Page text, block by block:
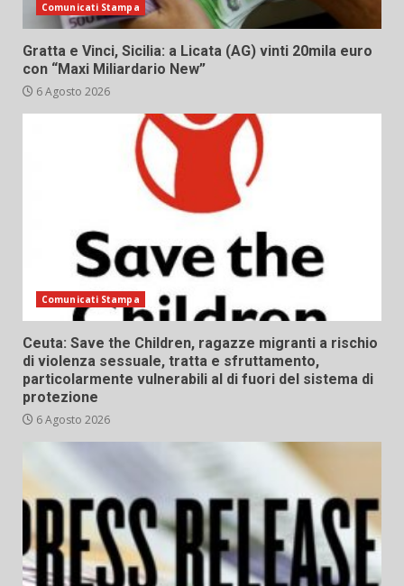
Comunicati Stampa
Gratta e Vinci, Sicilia: a Licata (AG) vinti 20mila euro
con “Maxi Miliardario New”
6 Agosto 2026
Comunicati Stampa
Ceuta: Save the Children, ragazze migranti a rischio
di violenza sessuale, tratta e sfruttamento,
particolarmente vulnerabili al di fuori del sistema di
protezione
6 Agosto 2026